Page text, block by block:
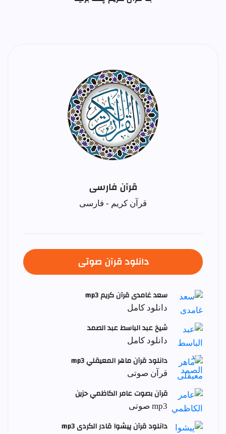
قرآن فارسی
قرآن کریم - فارسی
دانلود قرآن صوتی
سعد غامدی قرآن کریم mp3
دانلود کامل
شيخ عبد الباسط عبد الصمد
دانلود کامل
دانلود قرآن ماهر المعيقلي mp3
قرآن صوتی
قرآن بصوت عامر الكاظمي حزين
mp3 صوتی
دانلود قرآن پیشوا قادر الکردی mp3